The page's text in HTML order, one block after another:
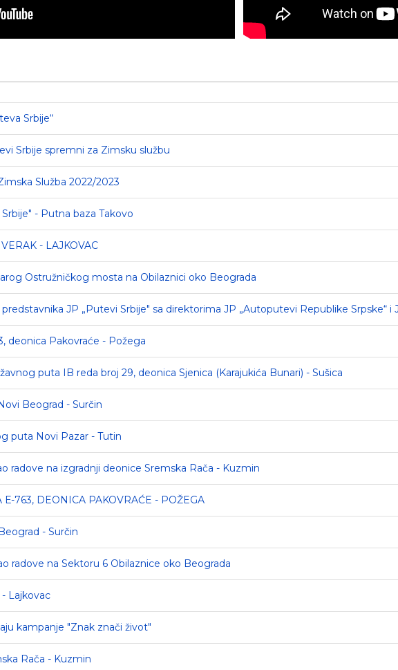
Srbije“
Srbije spremni za Zimsku službu
Služba 2022/2023
- Putna baza Takovo
- LAJKOVAC
Ostružničkog mosta na Obilaznici oko Beograda
predstavnika JP „Putevi Srbije" sa direktorima JP „Autoputevi Republike Srpske“ i
deonica Pakovraće - Požega
puta IB reda broj 29, deonica Sjenica (Karajukića Bunari) - Sušica
Beograd - Surčin
puta Novi Pazar - Tutin
radove na izgradnji deonice Sremska Rača - Kuzmin
Е-763, DEONICA PAKOVRAĆE - POŽEGA
- Surčin
radove na Sektoru 6 Obilaznice oko Beograda
Lajkovac
kampanje "Znak znači život"
Rača - Kuzmin